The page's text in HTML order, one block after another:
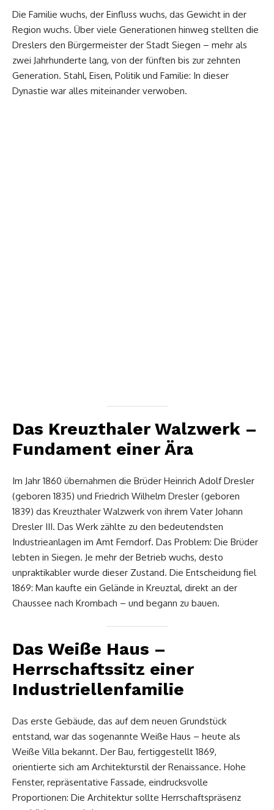
Die Familie wuchs, der Einfluss wuchs, das Gewicht in der
Region wuchs. Über viele Generationen hinweg stellten die
Dreslers den Bürgermeister der Stadt Siegen – mehr als
zwei Jahrhunderte lang, von der fünften bis zur zehnten
Generation. Stahl, Eisen, Politik und Familie: In dieser
Dynastie war alles miteinander verwoben.
Das Kreuzthaler Walzwerk –
Fundament einer Ära
Im Jahr 1860 übernahmen die Brüder Heinrich Adolf Dresler
(geboren 1835) und Friedrich Wilhelm Dresler (geboren
1839) das Kreuzthaler Walzwerk von ihrem Vater Johann
Dresler III. Das Werk zählte zu den bedeutendsten
Industrieanlagen im Amt Ferndorf. Das Problem: Die Brüder
lebten in Siegen. Je mehr der Betrieb wuchs, desto
unpraktikabler wurde dieser Zustand. Die Entscheidung fiel
1869: Man kaufte ein Gelände in Kreuztal, direkt an der
Chaussee nach Krombach – und begann zu bauen.
Das Weiße Haus –
Herrschaftssitz einer
Industriellenfamilie
Das erste Gebäude, das auf dem neuen Grundstück
entstand, war das sogenannte Weiße Haus – heute als
Weiße Villa bekannt. Der Bau, fertiggestellt 1869,
orientierte sich am Architekturstil der Renaissance. Hohe
Fenster, repräsentative Fassade, eindrucksvolle
Proportionen: Die Architektur sollte Herrschaftspräsenz